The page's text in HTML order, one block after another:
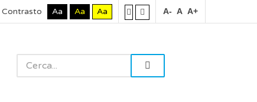
Aa Aa Aa A- A A+